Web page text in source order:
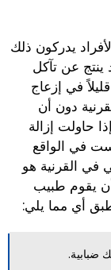
يدركون ذلك
ينتج عن تآكل
في إزعاج
دون أن
حاولت إزالة
في الواقع
القرنية هو
يقوم طبيب
أي مما يلي:
ضبابية.